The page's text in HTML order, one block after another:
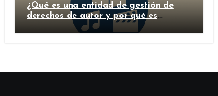
¿Qué es una entidad de gestión de
derechos de autor y por qué es
importante?